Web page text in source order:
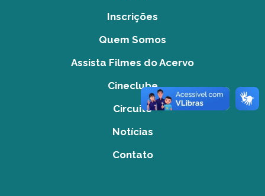
Inscrições
Quem Somos
Assista Filmes do Acervo
Cineclube
Circuito
Notícias
Contato